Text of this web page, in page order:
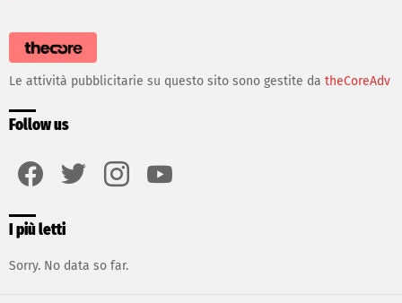
Le attività pubblicitarie su questo sito sono gestite da theCoreAdv
Follow us
I più letti
Sorry. No data so far.